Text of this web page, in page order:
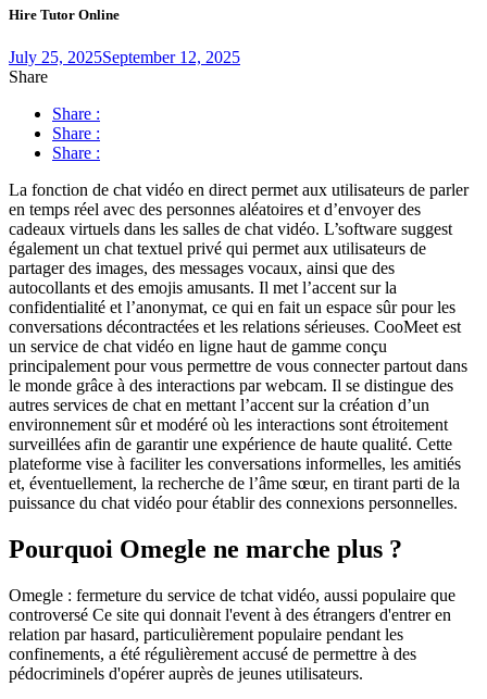
Hire Tutor Online
July 25, 2025September 12, 2025
Share
Share :
Share :
Share :
La fonction de chat vidéo en direct permet aux utilisateurs de parler
en temps réel avec des personnes aléatoires et d’envoyer des
cadeaux virtuels dans les salles de chat vidéo. L’software suggest
également un chat textuel privé qui permet aux utilisateurs de
partager des images, des messages vocaux, ainsi que des
autocollants et des emojis amusants. Il met l’accent sur la
confidentialité et l’anonymat, ce qui en fait un espace sûr pour les
conversations décontractées et les relations sérieuses. CooMeet est
un service de chat vidéo en ligne haut de gamme conçu
principalement pour vous permettre de vous connecter partout dans
le monde grâce à des interactions par webcam. Il se distingue des
autres services de chat en mettant l’accent sur la création d’un
environnement sûr et modéré où les interactions sont étroitement
surveillées afin de garantir une expérience de haute qualité. Cette
plateforme vise à faciliter les conversations informelles, les amitiés
et, éventuellement, la recherche de l’âme sœur, en tirant parti de la
puissance du chat vidéo pour établir des connexions personnelles.
Pourquoi Omegle ne marche plus ?
Omegle : fermeture du service de tchat vidéo, aussi populaire que
controversé Ce site qui donnait l'event à des étrangers d'entrer en
relation par hasard, particulièrement populaire pendant les
confinements, a été régulièrement accusé de permettre à des
pédocriminels d'opérer auprès de jeunes utilisateurs.